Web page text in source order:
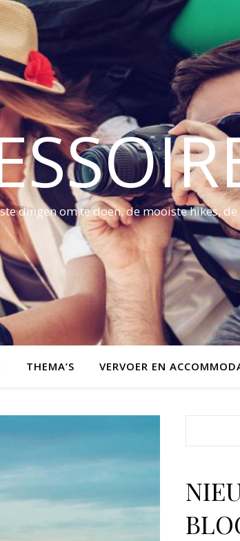
dingen om te doen, de mooiste hikes,
THEMA’S VERVOER EN